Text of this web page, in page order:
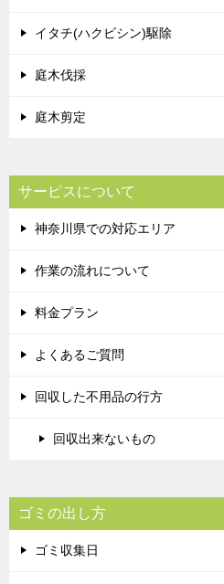
イタチ(ハクビシン)駆除
庭木伐採
庭木剪定
サービスについて
神奈川県での対応エリア
作業の流れについて
料金プラン
よくあるご質問
回収した不用品の行方
回収出来ないもの
ゴミの出し方
ゴミ収集日